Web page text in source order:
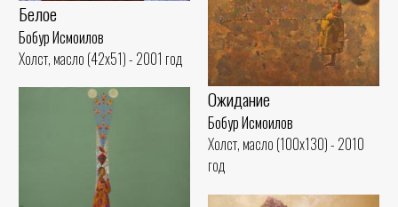
Белое
Бобур Исмоилов
Холст, масло (42x51) - 2001 год
Ожидание
Бобур Исмоилов
Холст, масло (100x130) - 2010
год